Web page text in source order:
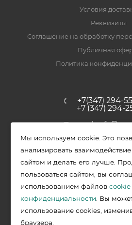
Условия
Реквизиты
Соглашение на обработку
Публичная
Политика
+7(347) 294-
+7 (347) 294-
upak-
Уфимский район, с.
Полевая, д.
2026 © Меркурий - упаковочная
производителей
Мы используем cookie. Это
анализировать
сайтом и делать его лучше.
пользоваться сайтом, вы
использованием файловcookie
конфиденциальности . Вы
использование cookies,
браузера.